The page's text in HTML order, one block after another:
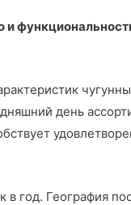
день
год. География